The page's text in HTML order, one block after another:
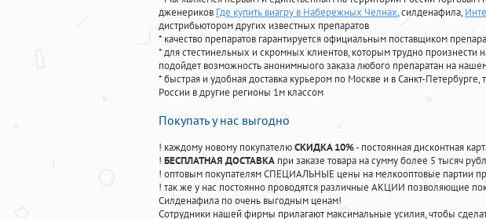
дженериков Где купить виагру в Набережных Челнах, силденафила,
дистрибьютором других известных препаратов
* качество препаратов гарантируется официальным поставщиком
* для стестинельных и скромных клиентов, которым трудно произнести
подойдет возможность анонимныого заказа любого препаратан на
* быстрая и удобная доставка курьером по Москве и в Санкт-Петербурге,
России в другие регионы 1м классом
Покупать у нас выгодно
! каждому новому покупателюСКИДКА 10%- постоянная дисконтная
! БЕСПЛАТНАЯ ДОСТАВКА при заказе товара на сумму более 5 тысяч
! оптовым покупателям СПЕЦИАЛЬНЫЕ цены на мелкооптовые партии
! так же у нас постоянно проводятся различные АКЦИИ позволяющие
Силденафила по очень выгодным ценам!
Cотрудники нашей фирмы прилагают максимальные усилия, чтобы